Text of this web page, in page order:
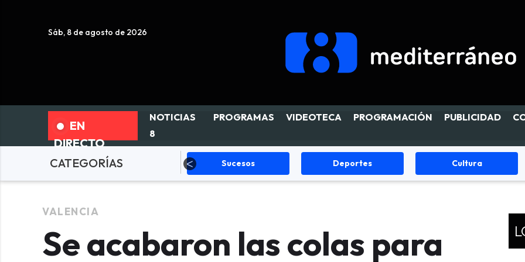
Sáb, 8 de agosto de 2026
EN
DIRECTO
NOTICIAS
8
PROGRAMAS VIDEOTECA PROGRAMACIÓN PUBLICIDAD
CATEGORÍASSucesos Deportes Cultura Fiestas
VALENCIA
Se acabaron las colas para